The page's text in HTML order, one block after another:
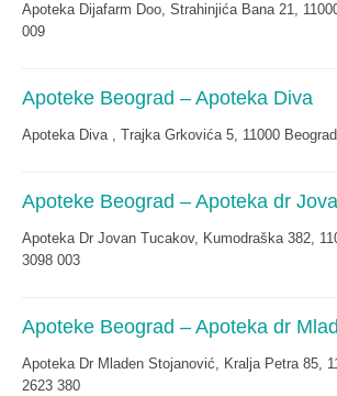
Apoteka Dijafarm Doo, Strahinjića Bana 21,
009
Apoteke Beograd – Apoteka Diva
Apoteka Diva , Trajka Grkovića 5, 11000
Apoteke Beograd – Apoteka dr
Apoteka Dr Jovan Tucakov, Kumodraška 382,
3098 003
Apoteke Beograd – Apoteka dr
Apoteka Dr Mladen Stojanović, Kralja Petra 85,
2623 380